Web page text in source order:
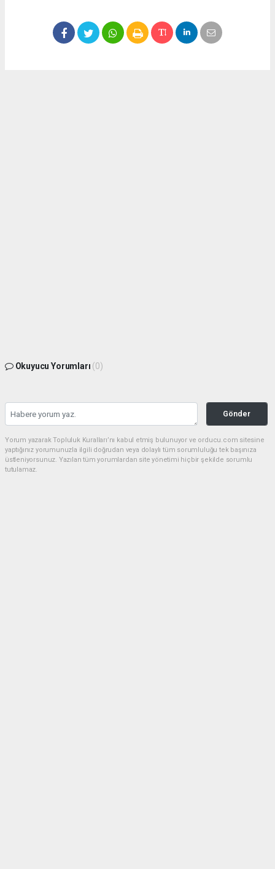
Okuyucu Yorumları (0)
Gönder
Yorum yazarak Topluluk Kuralları’nı kabul etmiş bulunuyor ve orducu.com sitesine
yaptığınız yorumunuzla ilgili doğrudan veya dolaylı tüm sorumluluğu tek başınıza
üstleniyorsunuz. Yazılan tüm yorumlardan site yönetimi hiçbir şekilde sorumlu
tutulamaz.